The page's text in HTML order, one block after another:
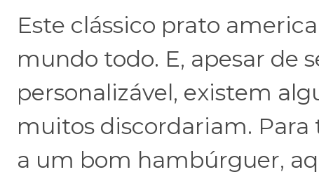
Este clássico prato
mundo todo. E, apesar de
personalizável, existem
muitos discordariam.
a um bom hambúrguer,